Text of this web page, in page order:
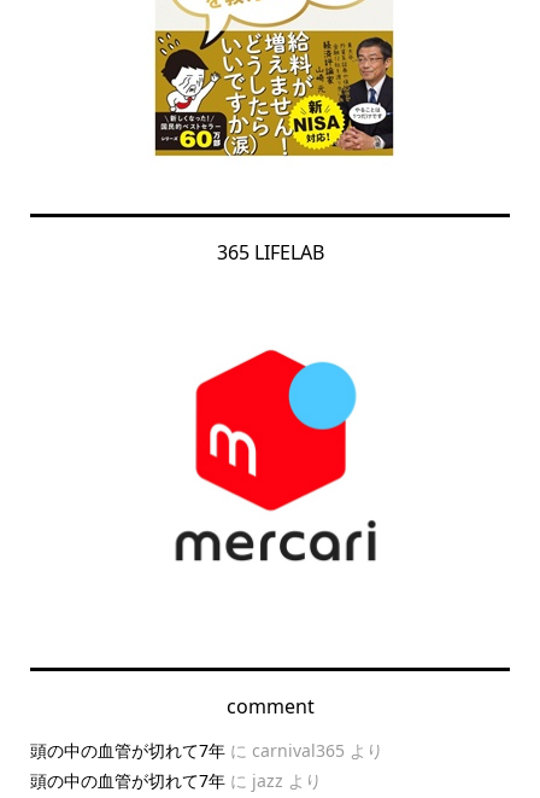
365 LIFELAB
comment
頭の中の血管が切れて7年に carnival365 より
頭の中の血管が切れて7年に jazz より